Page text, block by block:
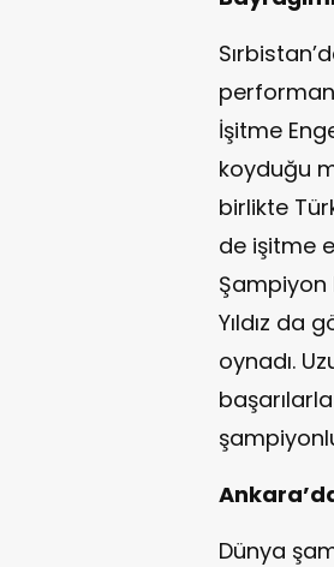
İşitme
koyduğu
birlikte
de işitme
Şampiyon
Yıldız da
oynadı.
Dünya